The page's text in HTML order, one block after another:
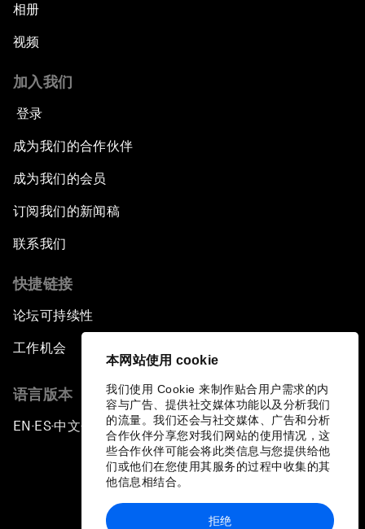
本网站使用 cookie
我们使用 Cookie 来制作贴合用户需求的内
容与广告、提供社交媒体功能以及分析我们
的流量。我们还会与社交媒体、广告和分析
合作伙伴分享您对我们网站的使用情况，这
些合作伙伴可能会将此类信息与您提供给他
们或他们在您使用其服务的过程中收集的其
他信息相结合。
拒绝
相册
视频
加入我们
登录
成为我们的合作伙伴
成为我们的会员
订阅我们的新闻稿
联系我们
快捷链接
论坛可持续性
工作机会
语言版本
EN ▪ES▪中文▪ 日本語